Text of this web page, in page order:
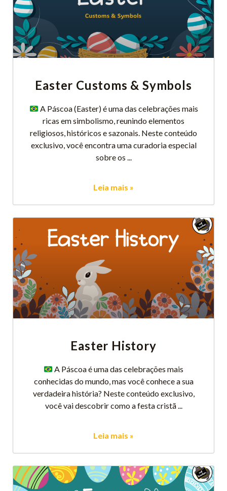
Easter Customs & Symbols
​ A Páscoa (Easter) é uma das celebrações mais
ricas em simbolismo, reunindo elementos
religiosos, históricos e sazonais. Neste conteúdo
exclusivo, você encontra uma curadoria especial
sobre os
Leia mais »
Easter History
​ A Páscoa é uma das celebrações mais
conhecidas do mundo, mas você conhece a sua
verdadeira história? Neste conteúdo exclusivo,
você vai descobrir como a festa cristã
Leia mais »